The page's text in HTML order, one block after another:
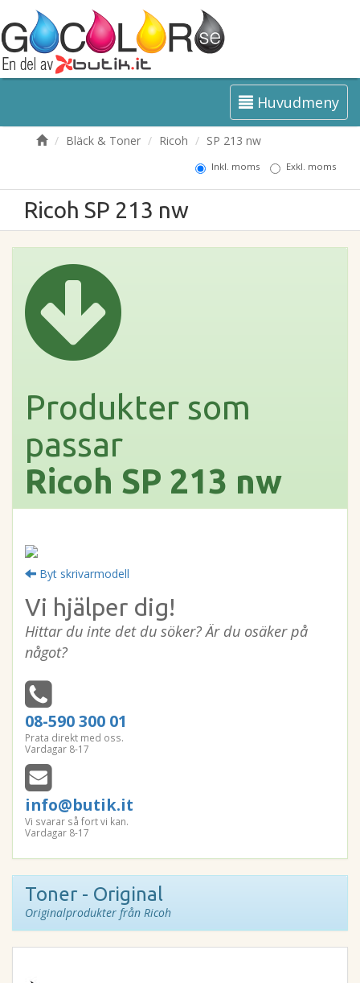
Huvudmeny
Bläck & Toner Ricoh SP 213 nw
Inkl. moms Exkl. moms
Ricoh SP 213 nw
Produkter som
passar
Ricoh SP 213 nw
Byt skrivarmodell
Vi hjälper dig!
Hittar du inte det du söker? Är du osäker på
något?
08-590 300 01
Prata direkt med oss.
Vardagar 8-17
info@butik.it
Vi svarar så fort vi kan.
Vardagar 8-17
Toner - Original
Originalprodukter från Ricoh